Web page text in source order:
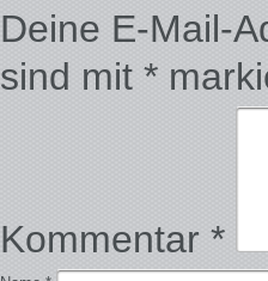
Deine E-Mail-
sind mit *
Kommentar *